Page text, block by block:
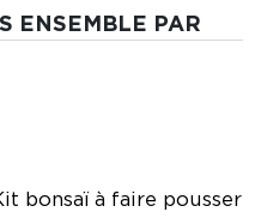
ENSEMBLE PAR
bonsaï à faire pousser